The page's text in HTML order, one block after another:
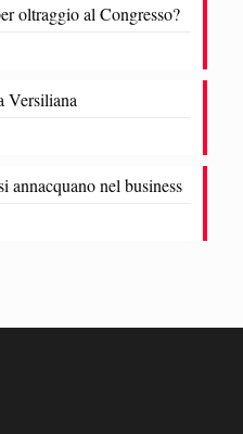
oltraggio al Congresso?
Versiliana
annacquano nel business